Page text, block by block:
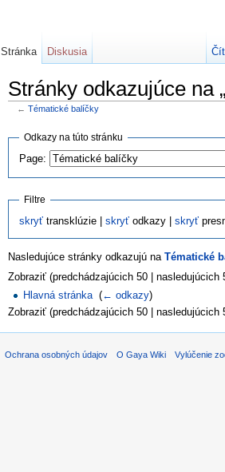
Stránky odkazujúce na
← Tématické balíčky
Odkazy na túto stránku
Page:
Filtre
skryťtransklúzie | skryťodkazy | skryť
Nasledujúce stránky odkazujú na Tématické
Zobraziť (predchádzajúcich 50 | nasledujúcich
Hlavná stránka‎(← odkazy)
Zobraziť (predchádzajúcich 50 | nasledujúcich
Stránka Diskusia
Ochrana osobných údajov O Gaya Wiki Vylúčenie